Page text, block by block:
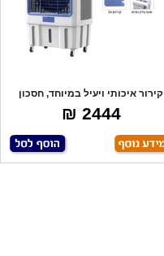
קירור איכותי ויעיל במיוחד, חסכון
בחשמל ו
2444 ₪